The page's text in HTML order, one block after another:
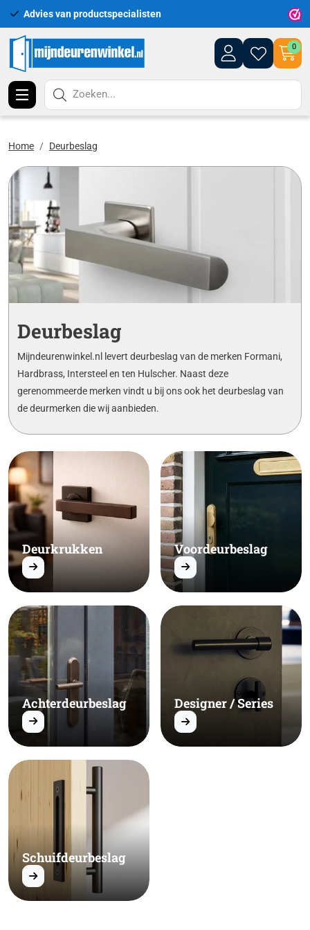
Advies van productspecialisten
0
Zoeken...
Home Deurbeslag
Deurbeslag
Mijndeurenwinkel.nl levert deurbeslag van de merken Formani,
Hardbrass, Intersteel en ten Hulscher. Naast deze
gerenommeerde merken vindt u bij ons ook het deurbeslag van
de deurmerken die wij aanbieden.
Deurkrukken Voordeurbeslag
Achterdeurbeslag Designer / Series
Schuifdeurbeslag